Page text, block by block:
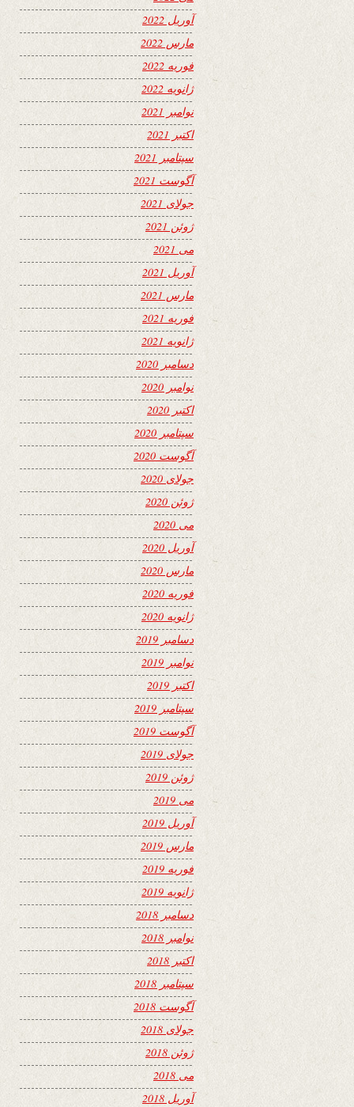
آوریل 2022
مارس 2022
فوریه 2022
ژانویه 2022
نوامبر 2021
اکتبر 2021
سپتامبر 2021
آگوست 2021
جولای 2021
ژوئن 2021
می 2021
آوریل 2021
مارس 2021
فوریه 2021
ژانویه 2021
دسامبر 2020
نوامبر 2020
اکتبر 2020
سپتامبر 2020
آگوست 2020
جولای 2020
ژوئن 2020
می 2020
آوریل 2020
مارس 2020
فوریه 2020
ژانویه 2020
دسامبر 2019
نوامبر 2019
اکتبر 2019
سپتامبر 2019
آگوست 2019
جولای 2019
ژوئن 2019
می 2019
آوریل 2019
مارس 2019
فوریه 2019
ژانویه 2019
دسامبر 2018
نوامبر 2018
اکتبر 2018
سپتامبر 2018
آگوست 2018
جولای 2018
ژوئن 2018
می 2018
آوریل 2018